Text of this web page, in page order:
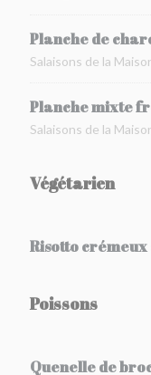
Planche de
Salaisons de la
Planche mixte
Salaisons de la
Végétarien
Risotto
Poissons
Quenelle de